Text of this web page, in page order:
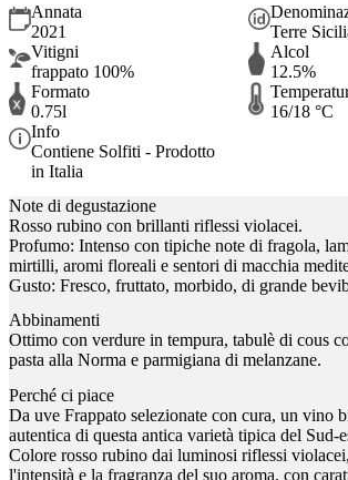
Annata
2021
Terre
Vitigni
frappato 100%
Alcol
12.5%
Formato
0.75l
16/18 °C
Info
Contiene Solfiti - Prodotto
in Italia
Note di degustazione
Rosso rubino con brillanti riflessi violacei.
Profumo: Intenso con tipiche note di fragola,
mirtilli, aromi floreali e sentori di macchia
Gusto: Fresco, fruttato, morbido, di grande
Abbinamenti
Ottimo con verdure in tempura, tabulè di cous
pasta alla Norma e parmigiana di melanzane.
Perché ci piace
Da uve Frappato selezionate con cura, un vino
autentica di questa antica varietà tipica del Sud-
Colore rosso rubino dai luminosi riflessi
l'intensità e la fragranza del suo aroma, con